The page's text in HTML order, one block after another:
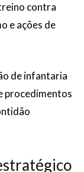
contra
e ações de
de infantaria
procedimentos